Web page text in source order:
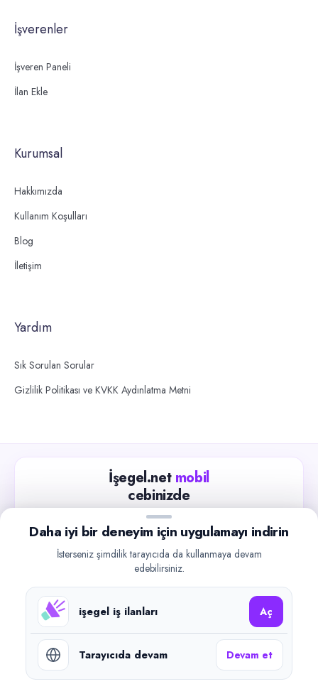
İşverenler
İşveren Paneli
İlan Ekle
Kurumsal
Hakkımızda
Kullanım Koşulları
Blog
İletişim
Yardım
Sık Sorulan Sorular
Gizlilik Politikası ve KVKK Aydınlatma Metni
İşegel.net mobil
cebinizde
Güncel iş ilanlarını takip edin, işverenlerle hızlıca
iletişime geçin.
Google Play
©2026işegel.net. Tüm hakları saklıdır.
işegel.net bir ilan yayın platformudur; iş bulma aracılığı veya işe
Daha iyi bir deneyim için uygulamayı indirin
İsterseniz şimdilik tarayıcıda da kullanmaya devam
edebilirsiniz.
işegel iş ilanları Aç
Tarayıcıda devam Devam et